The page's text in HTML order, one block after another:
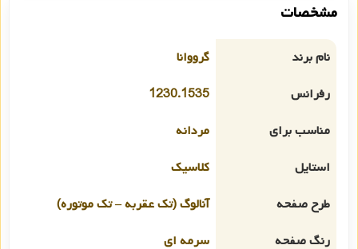
مشخصات
نام برند
گرووانا
رفرانس
1230.1535
مناسب برای
مردانه
استایل
کلاسیک
طرح صفحه
آنالوگ (تک عقربه – تک موتوره)
رنگ صفحه
سرمه ای